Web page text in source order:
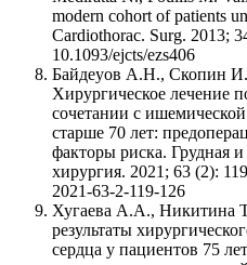
modern cohort of patients
Cardiothorac. Surg. 2013;
10.1093/ejcts/ezs406
Байдеуов А.Н., Скопин
Хирургическое лечение
сочетании с
старше 70 лет:
факторы риска. Грудная и
хирургия. 2021; 63 (2):
2021-63-2-119-126
Хугаева А.А., Никитина
результаты
сердца у пациентов 75